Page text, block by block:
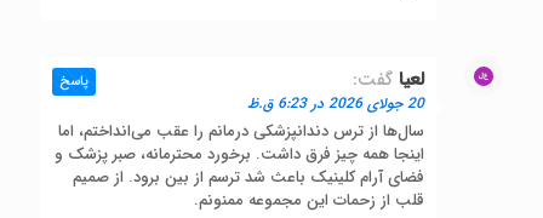
لعیا گفت:
20 جولای 2026 در 6:23 ق.ظ
سال‌ها از ترس دندانپزشکی درمانم را عقب می‌انداختم، اما
اینجا همه چیز فرق داشت. برخورد محترمانه، صبر پزشک و
فضای آرام کلینیک باعث شد ترسم از بین برود. از صمیم
قلب از زحمات این مجموعه ممنونم.
پاسخ